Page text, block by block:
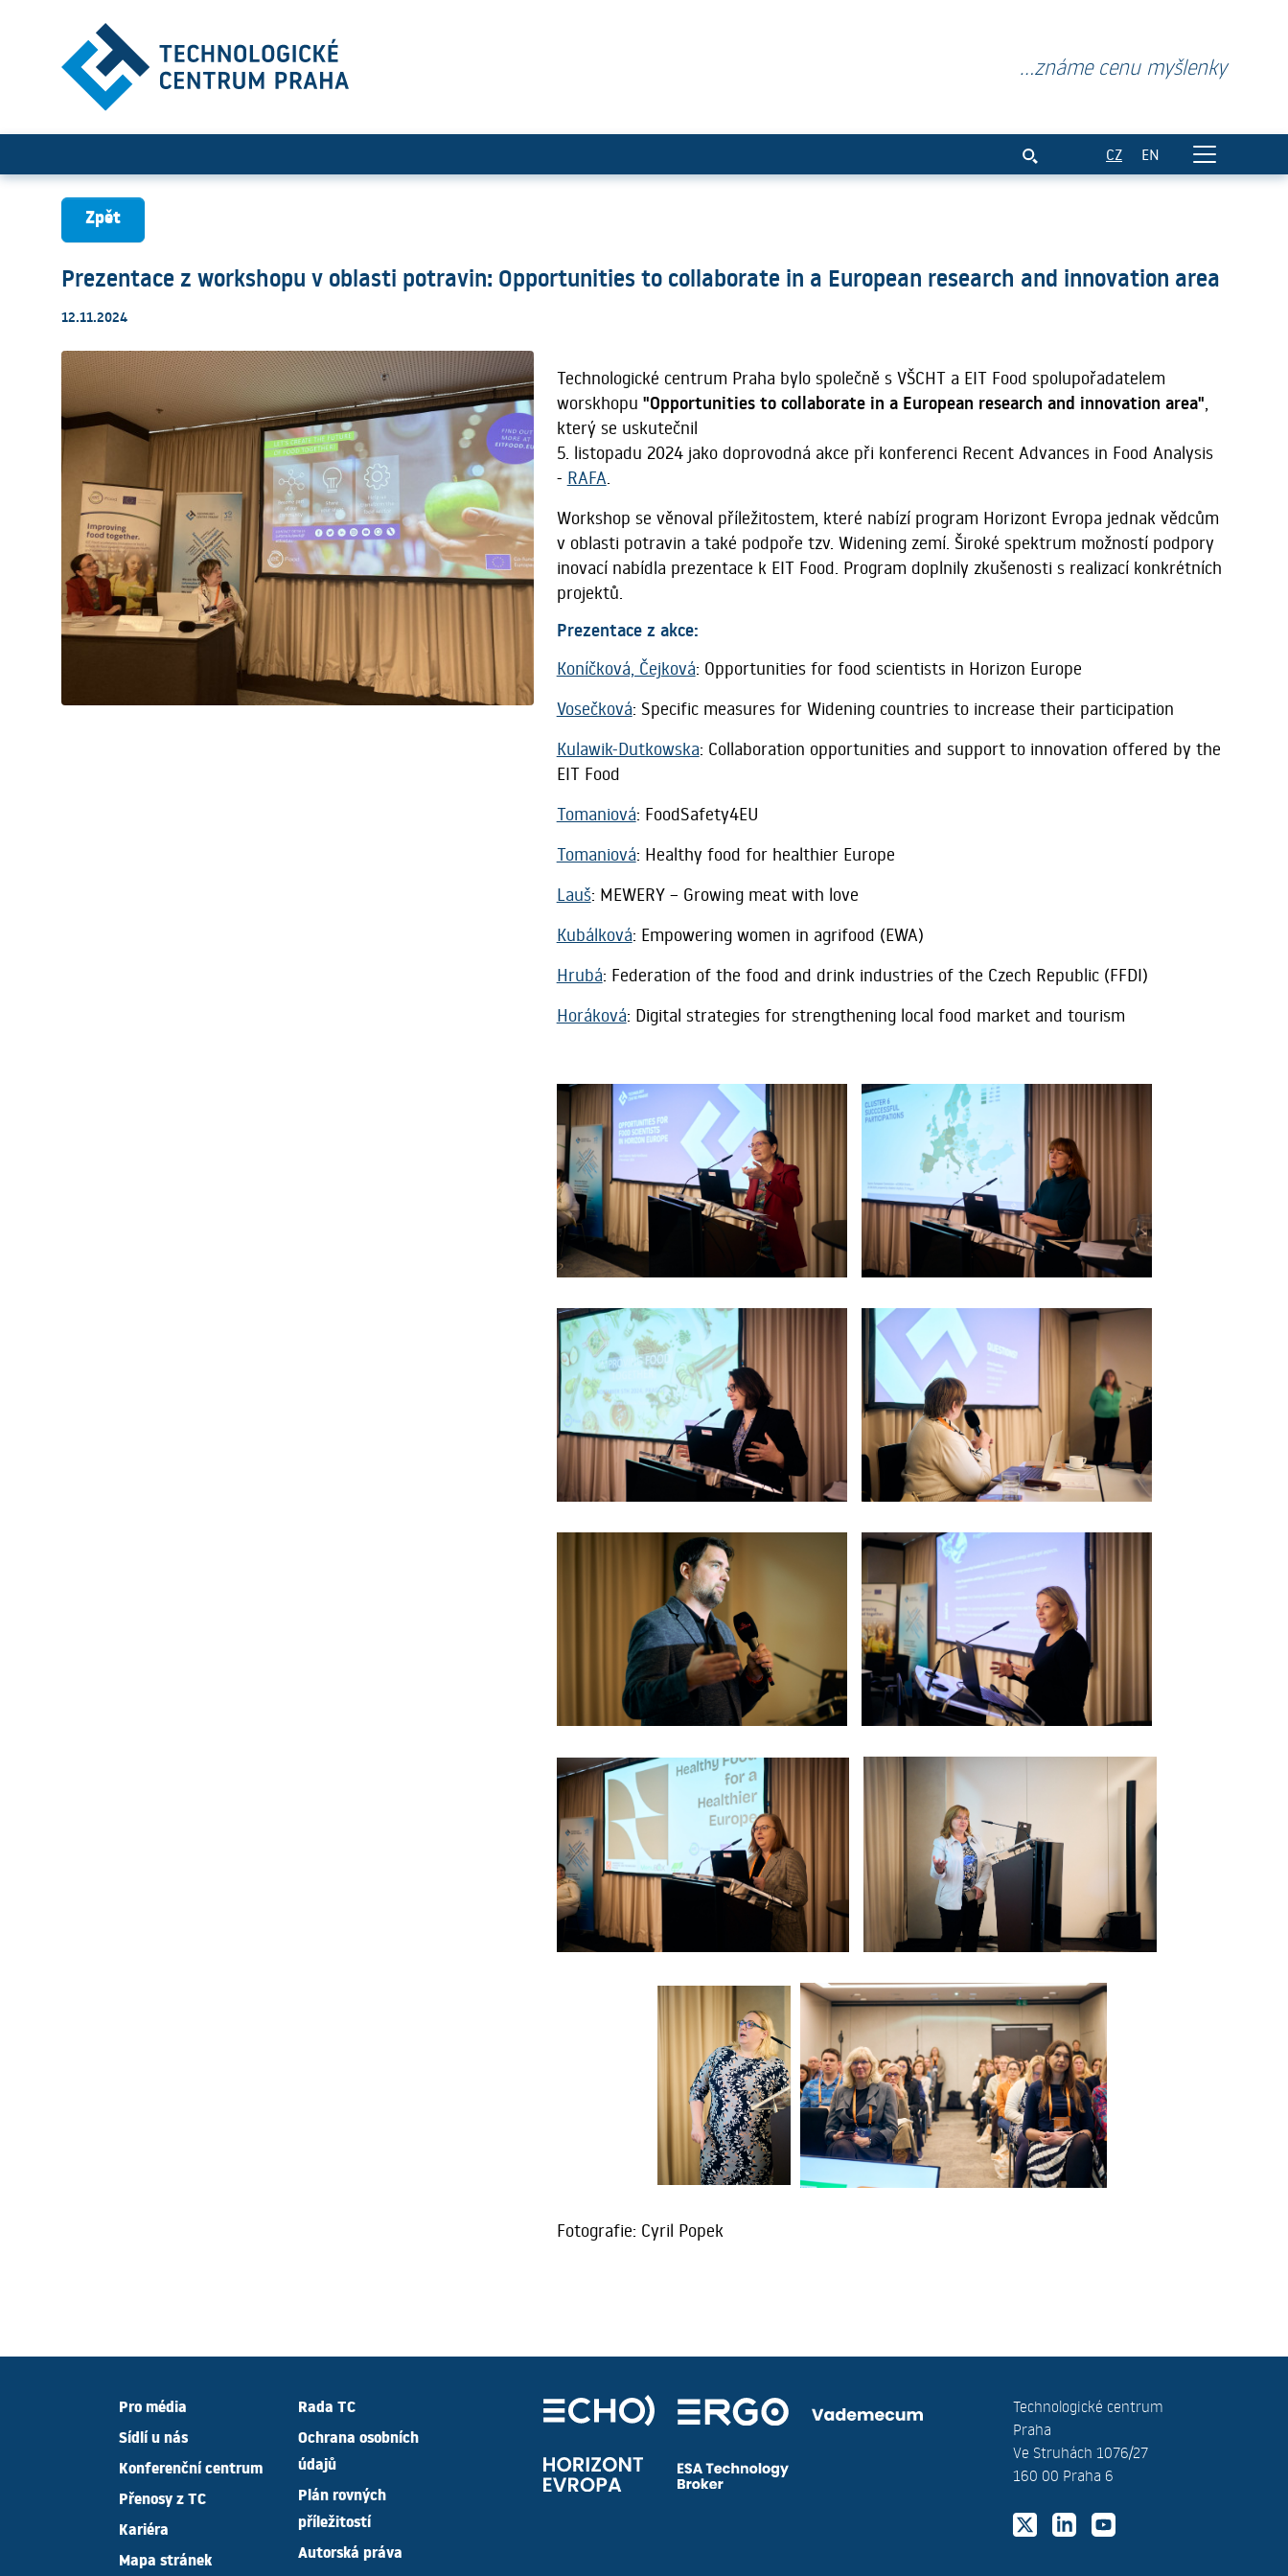
Prezentace z workshopu v oblasti potravin: Opportunities to collaborate in a European
...známe cenu myšlenky
CZ EN
Zpět
Prezentace z workshopu v oblasti potravin: Opportunities to collaborate in a European research and innovation area
12.11.2024
Technologické centrum Praha bylo společně s VŠCHT a EIT Food spolupořadatelem
worskhopu "Opportunities to collaborate in a European research and innovation area",
který se uskutečnil
5. listopadu 2024 jako doprovodná akce při konferenci Recent Advances in Food Analysis
- RAFA.
Workshop se věnoval příležitostem, které nabízí program Horizont Evropa jednak vědcům
v oblasti potravin a také podpoře tzv. Widening zemí. Široké spektrum možností podpory
inovací nabídla prezentace k EIT Food. Program doplnily zkušenosti s realizací konkrétních
projektů.
Prezentace z akce:
Koníčková, Čejková: Opportunities for food scientists in Horizon Europe
Vosečková: Specific measures for Widening countries to increase their participation
Kulawik-Dutkowska: Collaboration opportunities and support to innovation offered by the
EIT Food
Tomaniová: FoodSafety4EU
Tomaniová: Healthy food for healthier Europe
Lauš: MEWERY – Growing meat with love
Kubálková: Empowering women in agrifood (EWA)
Hrubá: Federation of the food and drink industries of the Czech Republic (FFDI)
Horáková: Digital strategies for strengthening local food market and tourism
Fotografie: Cyril Popek
Pro média
Sídlí u nás
Konferenční centrum
Přenosy z TC
Kariéra
Mapa stránek
Rada TC
Ochrana osobních
údajů
Plán rovných
příležitostí
Autorská práva
Technologické centrum
Praha
Ve Struhách 1076/27
160 00 Praha 6